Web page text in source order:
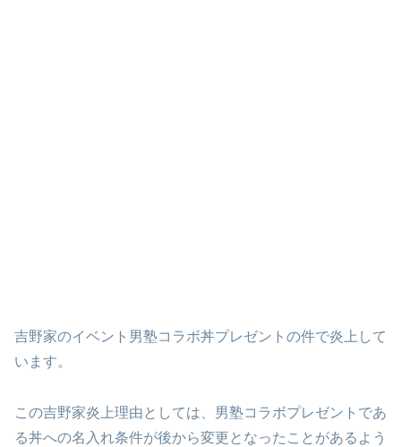
吉野家のイベント男塾コラボ丼プレゼントの件で炎上して
います。
この吉野家炎上理由としては、男塾コラボプレゼントであ
る丼への名入れ条件が後から変更となったことがあるよう